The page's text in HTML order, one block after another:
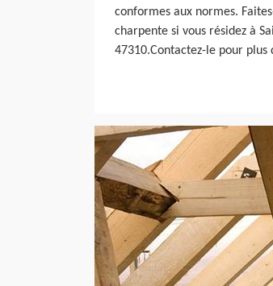
conformes aux normes.
charpente si vous résidez à
47310.Contactez-le pour plus